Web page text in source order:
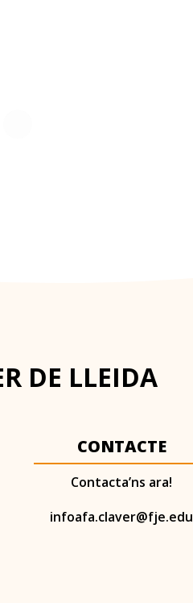
DE LLEIDA
CONTACTE
Contacta’ns ara!
infoafa.claver@fje.edu